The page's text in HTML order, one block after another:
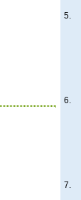
5.
6.
7.